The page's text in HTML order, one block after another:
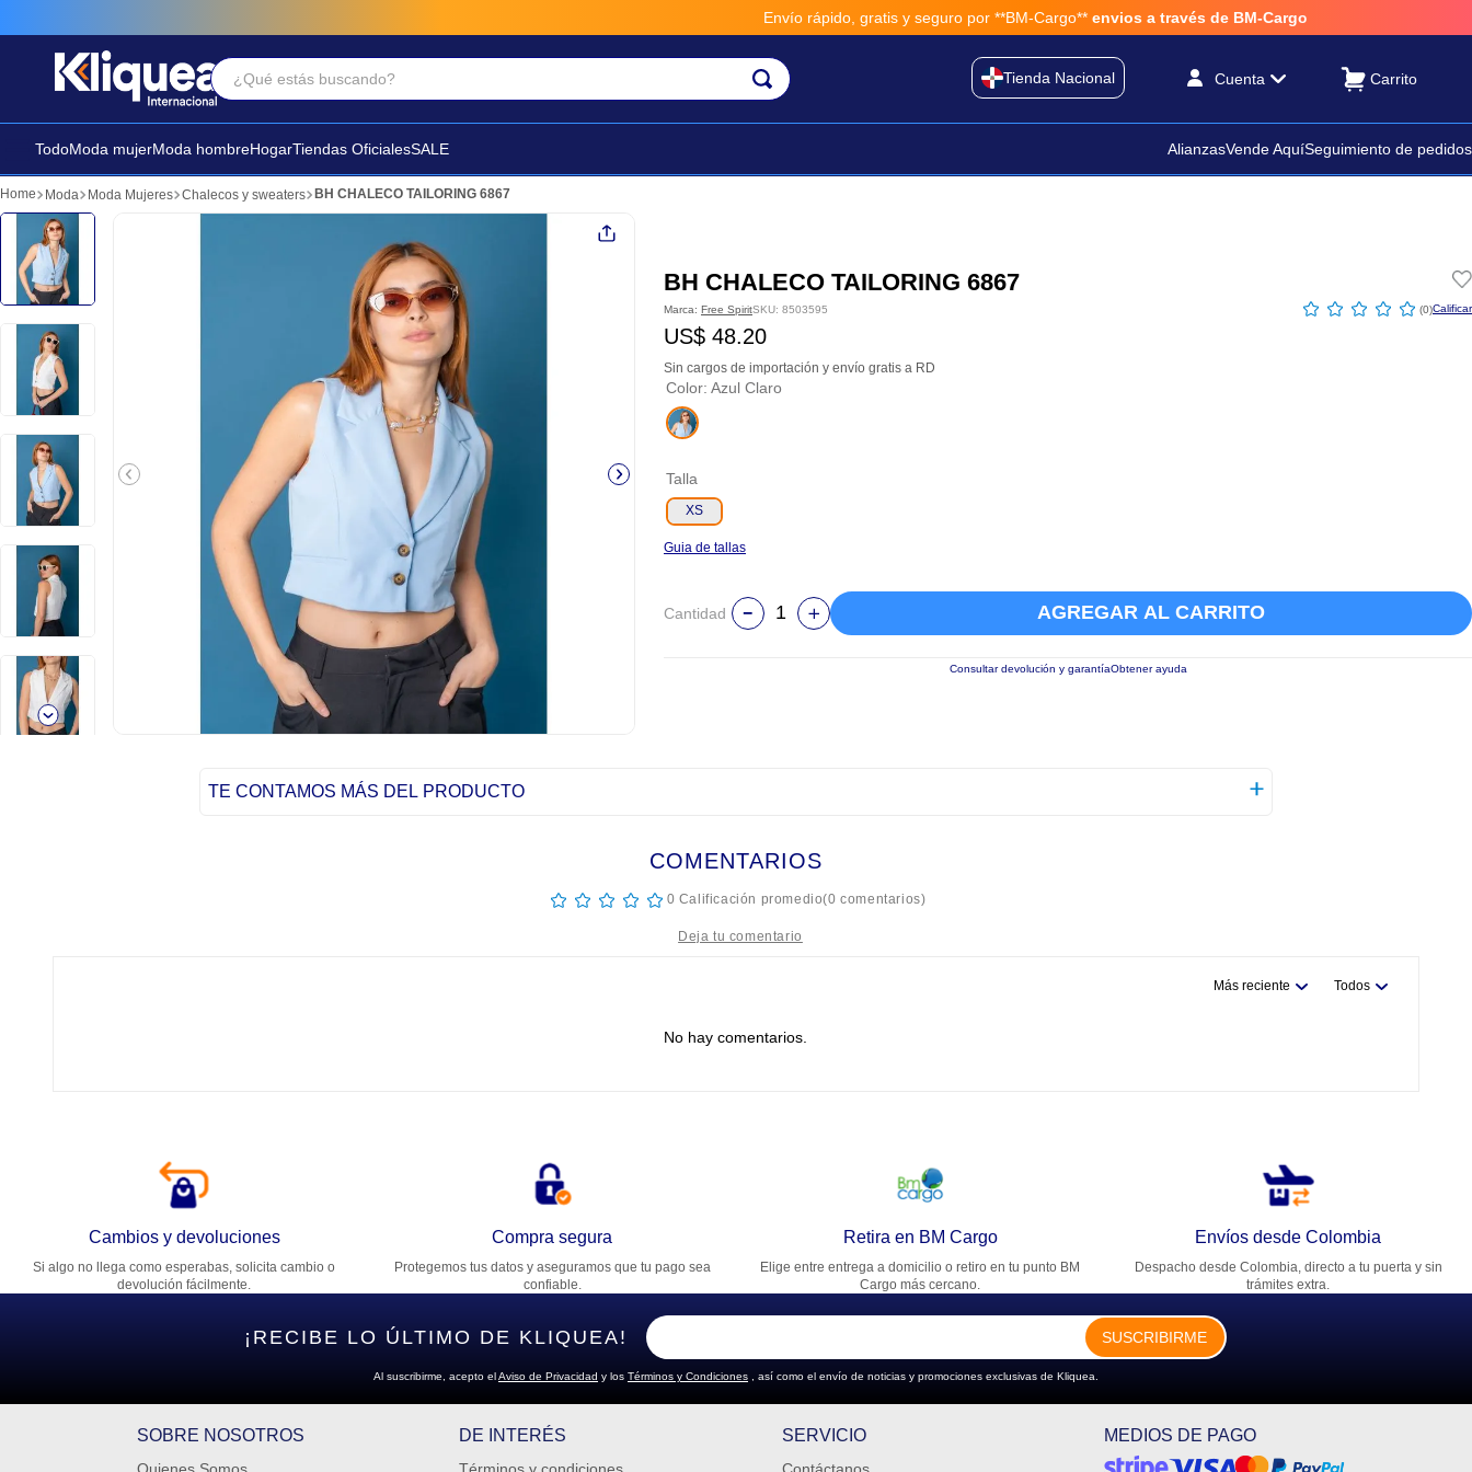
Envío rápido, gratis y seguro por **BM-Cargo** envios a través de BM-Cargo
¿Qué estás buscando?
Tienda Nacional Cuenta
TodoModa mujerModa hombreHogarTiendas OficialesSALE AlianzasVende AquíSeguimiento de pedidos
Moda Moda Mujeres Chalecos y sweaters BH CHALECO TAILORING 6867
BH CHALECO TAILORING 6867
Marca: Free SpiritSKU: 8503595 ☆ ☆ ☆ ☆ ☆ (0)
US$ 48.20
Sin cargos de importación y envío gratis a RD
Color: Azul Claro
Talla
XS
Guia de tallas
Cantidad AGREGAR AL CARRITO
Consultar devolución y garantíaObtener ayuda
TE CONTAMOS MÁS DEL PRODUCTO
COMENTARIOS
☆ ☆ ☆ ☆ ☆ 0 Calificación promedio(0 comentarios)
Dirección de email
Escribe un comentario
ENVIAR COMENTARIO
Más reciente Todos
No hay comentarios.
Cambios y devoluciones
Si algo no llega como esperabas, solicita cambio o
devolución fácilmente.
Compra segura
Protegemos tus datos y aseguramos que tu pago sea
confiable.
Retira en BM Cargo
Elige entre entrega a domicilio o retiro en tu punto BM
Cargo más cercano.
Envíos desde Colombia
Despacho desde Colombia, directo a tu puerta y sin
trámites extra.
¡RECIBE LO ÚLTIMO DE KLIQUEA! SUSCRIBIRME
Al suscribirme, acepto elAviso de Privacidad y los Términos y Condiciones , así como el envío de noticias y promociones exclusivas de Kliquea.
SOBRE NOSOTROS DE INTERÉS SERVICIO MEDIOS DE PAGO
Términos Más Buscados
2. faldas
3. sandalia